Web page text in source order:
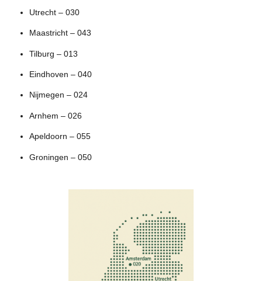
Utrecht – 030
Maastricht – 043
Tilburg – 013
Eindhoven – 040
Nijmegen – 024
Arnhem – 026
Apeldoorn – 055
Groningen – 050